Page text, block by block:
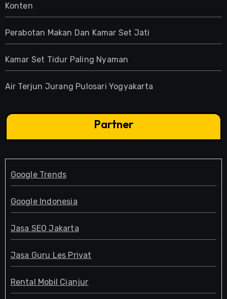
Konten
Perabotan Makan Dan Kamar Set Jati
Kamar Set Tidur Paling Nyaman
Air Terjun Jurang Pulosari Yogyakarta
Partner
Google Trends
Google Indonesia
Jasa SEO Jakarta
Jasa Guru Les Privat
Rental Mobil Cianjur